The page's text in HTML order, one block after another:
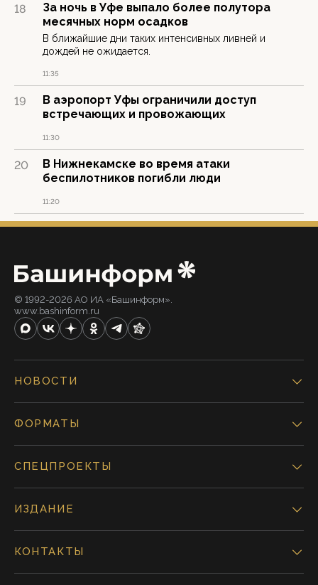
18
За ночь в Уфе выпало более полутора
месячных норм осадков
В ближайшие дни таких интенсивных ливней и
дождей не ожидается.
11:35
19
В аэропорт Уфы ограничили доступ
встречающих и провожающих
11:30
20
В Нижнекамске во время атаки
беспилотников погибли люди
11:20
© 1992-2026 АО ИА «Башинформ».
www.bashinform.ru
НОВОСТИ
ФОРМАТЫ
СПЕЦПРОЕКТЫ
ИЗДАНИЕ
КОНТАКТЫ